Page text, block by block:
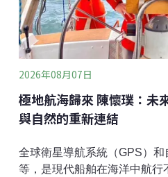
2026年08月07日
極地航海歸來 陳懷璞：未來海洋探險的核心是人
與自然的重新連結
全球衛星導航系統（GPS）和
等，是現代船舶在海洋中航行